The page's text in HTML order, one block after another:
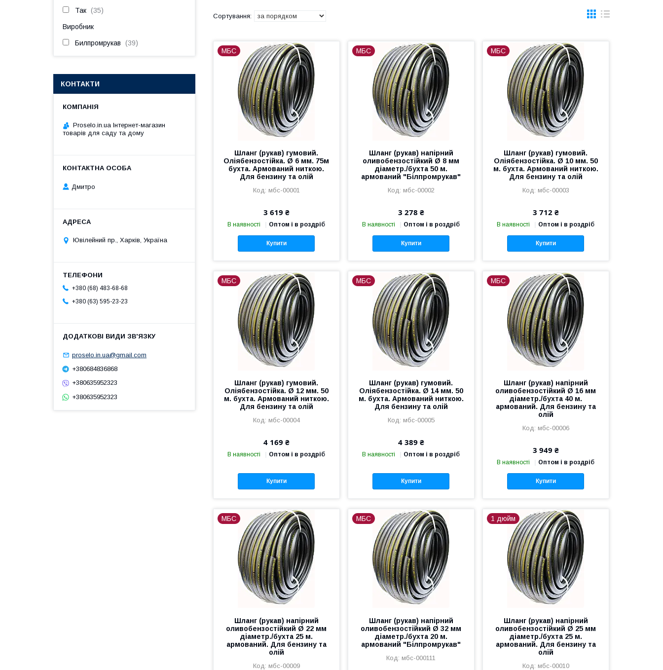
МБС
Шланг (рукав) гумовий.
Оліябензостійка. Ø 6 мм. 75м
бухта. Армований ниткою.
Для бензину та олій
мбс-00001
3 619 ₴
В наявності Оптом і в роздріб
Купити
МБС
Шланг (рукав) напірний
оливобензостійкий Ø 8 мм
діаметр./бухта 50 м.
армований "Білпромрукав"
мбс-00002
3 278 ₴
В наявності Оптом і в роздріб
Купити
МБС
Шланг (рукав) гумовий.
Оліябензостійка. Ø 10 мм. 50
м. бухта. Армований ниткою.
Для бензину та олій
мбс-00003
3 712 ₴
В наявності Оптом і в роздріб
Купити
МБС
Шланг (рукав) гумовий.
Оліябензостійка. Ø 12 мм. 50
м. бухта. Армований ниткою.
Для бензину та олій
мбс-00004
4 169 ₴
В наявності Оптом і в роздріб
Купити
МБС
Шланг (рукав) гумовий.
Оліябензостійка. Ø 14 мм. 50
м. бухта. Армований ниткою.
Для бензину та олій
мбс-00005
4 389 ₴
В наявності Оптом і в роздріб
Купити
МБС
Шланг (рукав) напірний
оливобензостійкий Ø 16 мм
діаметр./бухта 40 м.
армований. Для бензину та
олій
мбс-00006
3 949 ₴
В наявності Оптом і в роздріб
Купити
МБС
Шланг (рукав) напірний
оливобензостійкий Ø 22 мм
діаметр./бухта 25 м.
армований. Для бензину та
олій
мбс-00009
МБС
Шланг (рукав) напірний
оливобензостійкий Ø 32 мм
діаметр./бухта 20 м.
армований "Білпромрукав"
мбс-000111
1 дюйм
Шланг (рукав) напірний
оливобензостійкий Ø 25 мм
діаметр./бухта 25 м.
армований. Для бензину та
олій
мбс-00010
Так 35
Виробник
Билпромрукав 39
КОНТАКТИ
Proselo.in.ua Інтернет-магазин
товарів для саду та дому
Дмитро
Ювілейний пр., Харків, Україна
+380 (68) 483-68-68
+380 (63) 595-23-23
proselo.in.ua@gmail.com
+380684836868
+380635952323
+380635952323